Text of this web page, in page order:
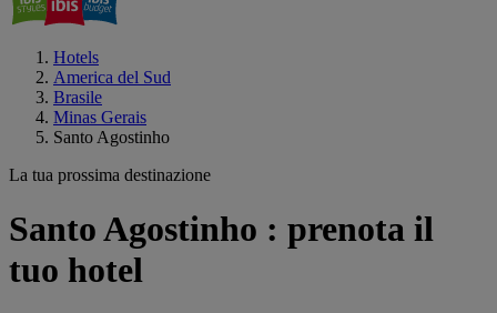
Hotels
America del Sud
Brasile
Minas Gerais
Santo Agostinho
La tua prossima destinazione
Santo Agostinho : prenota il
tuo hotel